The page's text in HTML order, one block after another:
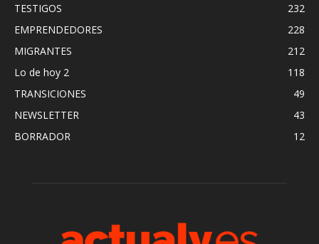
TESTIGOS
232
EMPRENDEDORES
228
MIGRANTES
212
Lo de hoy 2
118
TRANSICIONES
49
NEWSLETTER
43
BORRADOR
12